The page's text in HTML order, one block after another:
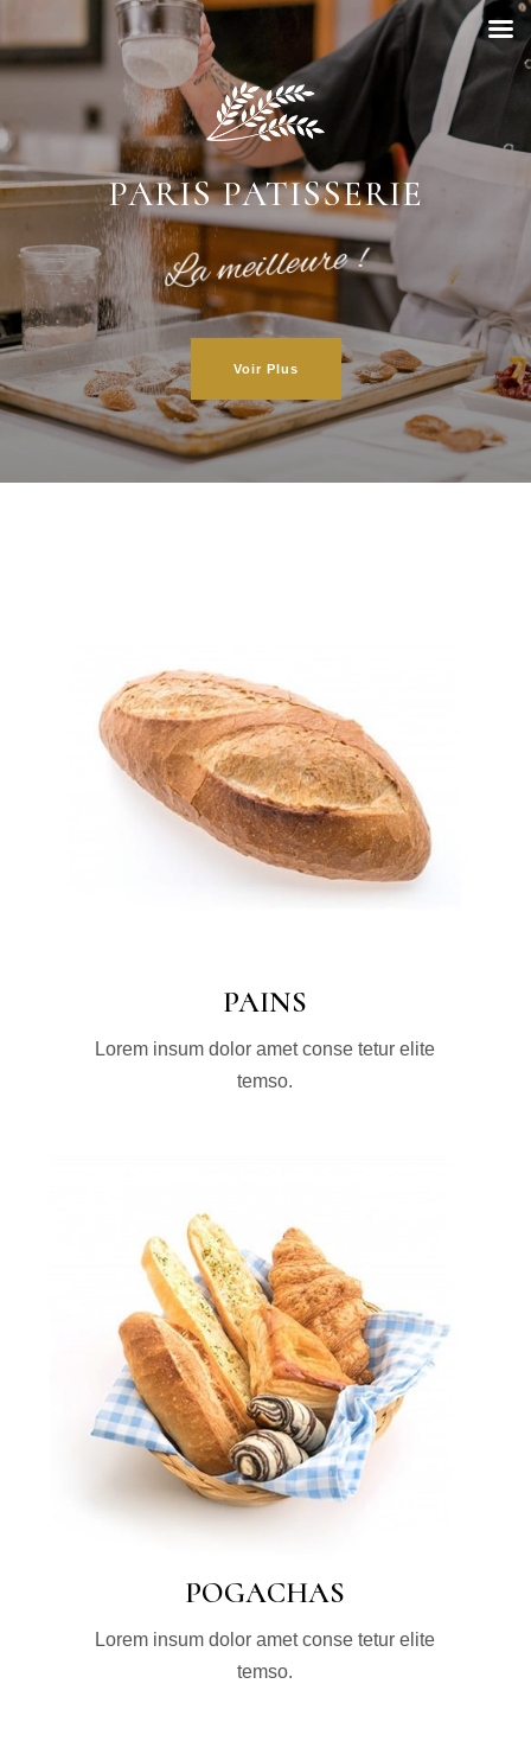
PARIS PATISSERIE
La meilleure !
Voir Plus
PAINS
Lorem insum dolor amet conse tetur elite
temso.
POGACHAS
Lorem insum dolor amet conse tetur elite
temso.